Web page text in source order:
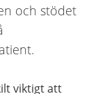
och stödet
viktigt att